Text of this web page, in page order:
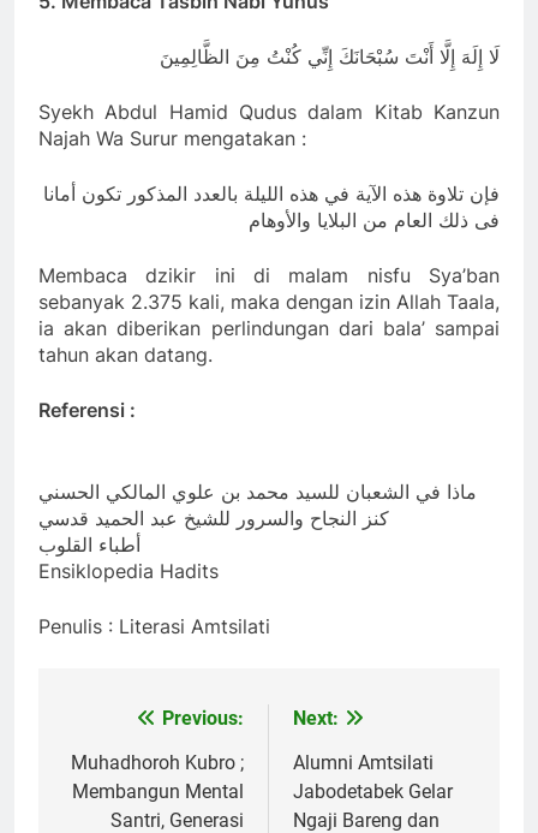
لَا إِلَهَ إِلَّا أَنْتَ سُبْحَانَكَ إِنِّي كُنْتُ مِنَ الظَّالِمِينَ
Syekh Abdul Hamid Qudus dalam Kitab Kanzun
Najah Wa Surur mengatakan :
فإن تلاوة هذه الآية في هذه الليلة بالعدد المذكور تكون أمانا
فى ذلك العام من البلايا والأوهام
Membaca dzikir ini di malam nisfu Sya’ban
sebanyak 2.375 kali, maka dengan izin Allah Taala,
ia akan diberikan perlindungan dari bala’ sampai
tahun akan datang.
Referensi :
ماذا في الشعبان للسيد محمد بن علوي المالكي الحسني
كنز النجاح والسرور للشيخ عبد الحميد قدسي
أطباء القلوب
Ensiklopedia Hadits
Penulis : Literasi Amtsilati
Navigasi
pos
Previous:
Muhadhoroh Kubro ;
Membangun Mental
Santri, Generasi
Next:
Alumni Amtsilati
Jabodetabek Gelar
Ngaji Bareng dan